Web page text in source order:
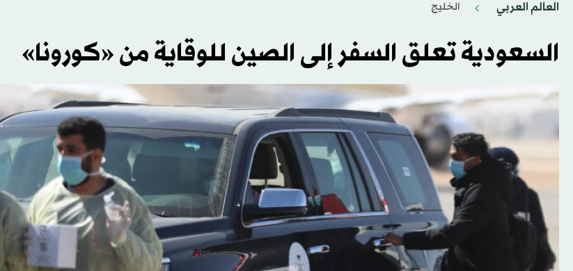
العالم العربي الخليج
السعودية تعلق السفر إلى الصين للوقاية من «كورونا»